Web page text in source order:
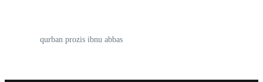
qurban prozis ibnu abbas